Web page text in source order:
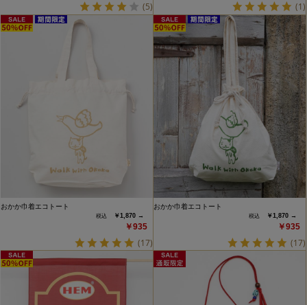
(5) (1)
おかか巾着エコトート
￥1,870 →
￥935
(17)
おかか巾着エコトート
￥1,870 →
￥935
(17)